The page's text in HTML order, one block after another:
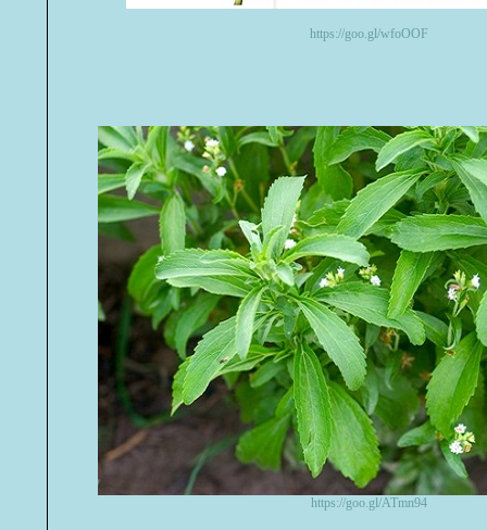
https://goo.gl/wfoOOF
https://goo.gl/ATmn94